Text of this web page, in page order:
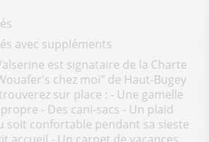
avec suppléments
est signataire de la Charte
chez moi" de Haut-Bugey
sur place : - Une gamelle
- Des cani-sacs - Un plaid
soit confortable pendant sa sieste
accueil - Un carnet de vacances